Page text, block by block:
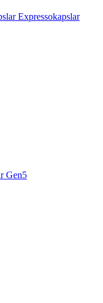
Expressokapslar
Gen5